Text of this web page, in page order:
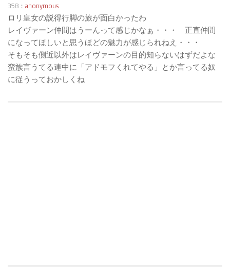
358： anonymous
ロリ皇女の説得行脚の旅が面白かったわ
レイヴァーン仲間はうーんって感じかなぁ・・・ 正直仲間
になってほしいと思うほどの魅力が感じられねえ・・・
そもそも側近以外はレイヴァーンの目的知らないはずだよな
蛮族言うてる連中に「アドモフくれてやる」とか言ってる奴
に従うっておかしくね